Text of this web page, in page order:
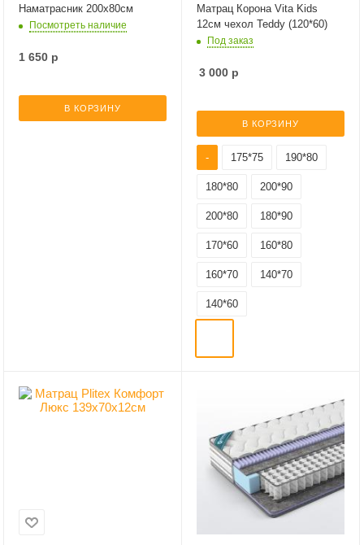
Наматрасник 200х80см
Посмотреть наличие
1 650 р
В КОРЗИНУ
Матрац Корона Vita Kids
12см чехол Teddy (120*60)
Под заказ
3 000 р
В КОРЗИНУ
- 175*75 190*80
180*80 200*90
200*80 180*90
170*60 160*80
160*70 140*70
140*60